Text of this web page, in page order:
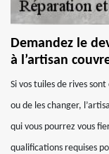
Demandez le
à l’artisan
Si vos tuiles de rives
ou de les changer,
qui vous pourrez vous
qualifications requises